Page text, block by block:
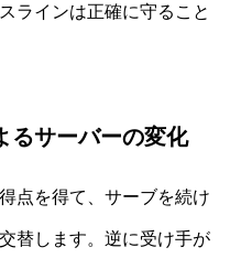
ラインは正確に守ること
るサーバーの変化
点を得て、サーブを続け
替します。逆に受け手が